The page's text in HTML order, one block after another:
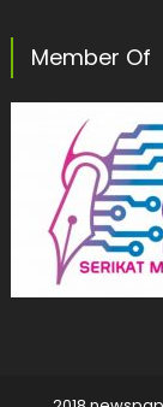
Member Of